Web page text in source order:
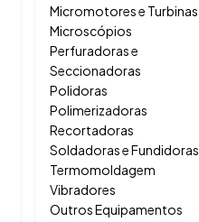
Micromotores e Turbinas
Microscópios
Perfuradoras e
Seccionadoras
Polidoras
Polimerizadoras
Recortadoras
Soldadoras e Fundidoras
Termomoldagem
Vibradores
Outros Equipamentos